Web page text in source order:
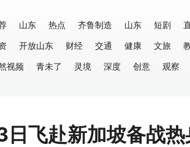
山东 热点 齐鲁制造 山东 短剧
开放山东 财经 交通 健康 文旅
视频
青未了 灵境 深度 创意 观察
日飞赴新加坡备战